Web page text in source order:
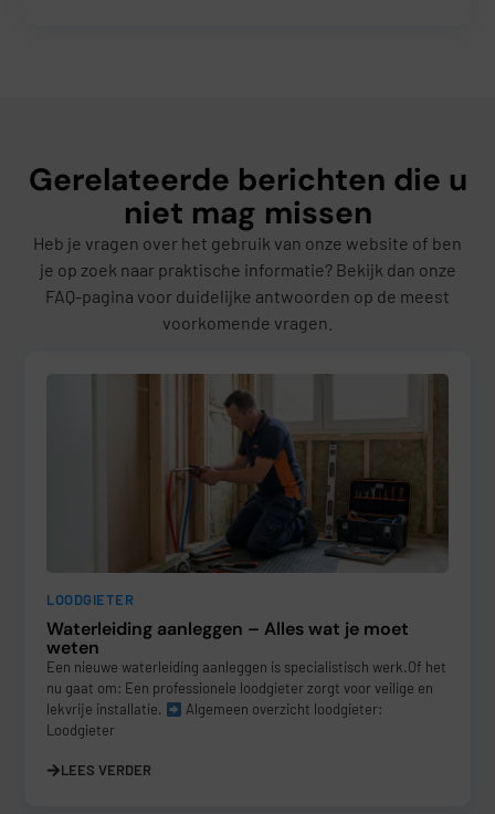
Gerelateerde berichten die u
niet mag missen
Heb je vragen over het gebruik van onze website of ben
je op zoek naar praktische informatie? Bekijk dan onze
FAQ-pagina voor duidelijke antwoorden op de meest
voorkomende vragen.
LOODGIETER
Waterleiding aanleggen – Alles wat je moet
weten
Een nieuwe waterleiding aanleggen is specialistisch werk.Of het
nu gaat om: Een professionele loodgieter zorgt voor veilige en
lekvrije installatie.
Algemeen overzicht loodgieter:
Loodgieter
LEES VERDER